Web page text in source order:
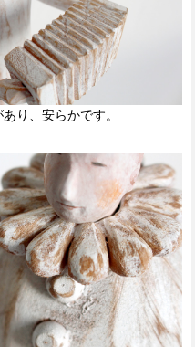
り、安らかです。